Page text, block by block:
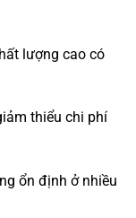
lượng cao có
thiểu chi phí
ổn định ở nhiều